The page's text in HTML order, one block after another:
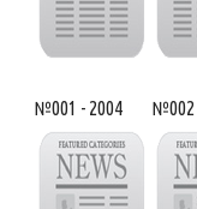
№001 - 2004 №002